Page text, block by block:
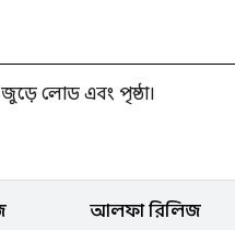
জুড়ে লোড এবং পৃষ্ঠা।
আলফা রিলিজ